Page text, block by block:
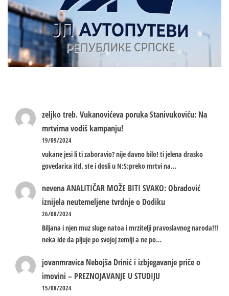
zeljko treb.Vukanovićeva poruka Stanivukoviću: Na
mrtvima vodiš kampanju!
19/09/2024
vukane jesi li ti zaboravio? nije davno bilo! ti jelena drasko
govedarica itd. ste i dosli u N:S:preko mrtvi na…
nevenaANALITIČAR MOŽE BITI SVAKO: Obradović
iznijela neutemeljene tvrdnje o Dodiku
26/08/2024
Biljana i njen muz sluge natoa i mrzitelji pravoslavnog naroda!!!
neka ide da pljuje po svojoj zemlji a ne po…
jovanmravica Nebojša Drinić i izbjegavanje priče o
imovini – PREZNOJAVANJE U STUDIJU
15/08/2024